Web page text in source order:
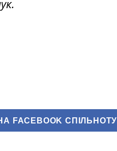
FACEBOOK СПІЛЬНОТУ